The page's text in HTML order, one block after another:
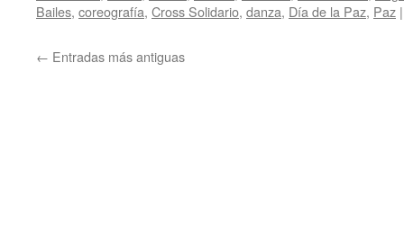
Bailes, coreografía, Cross Solidario, danza, Día de la Paz, Paz |
← Entradas más antiguas